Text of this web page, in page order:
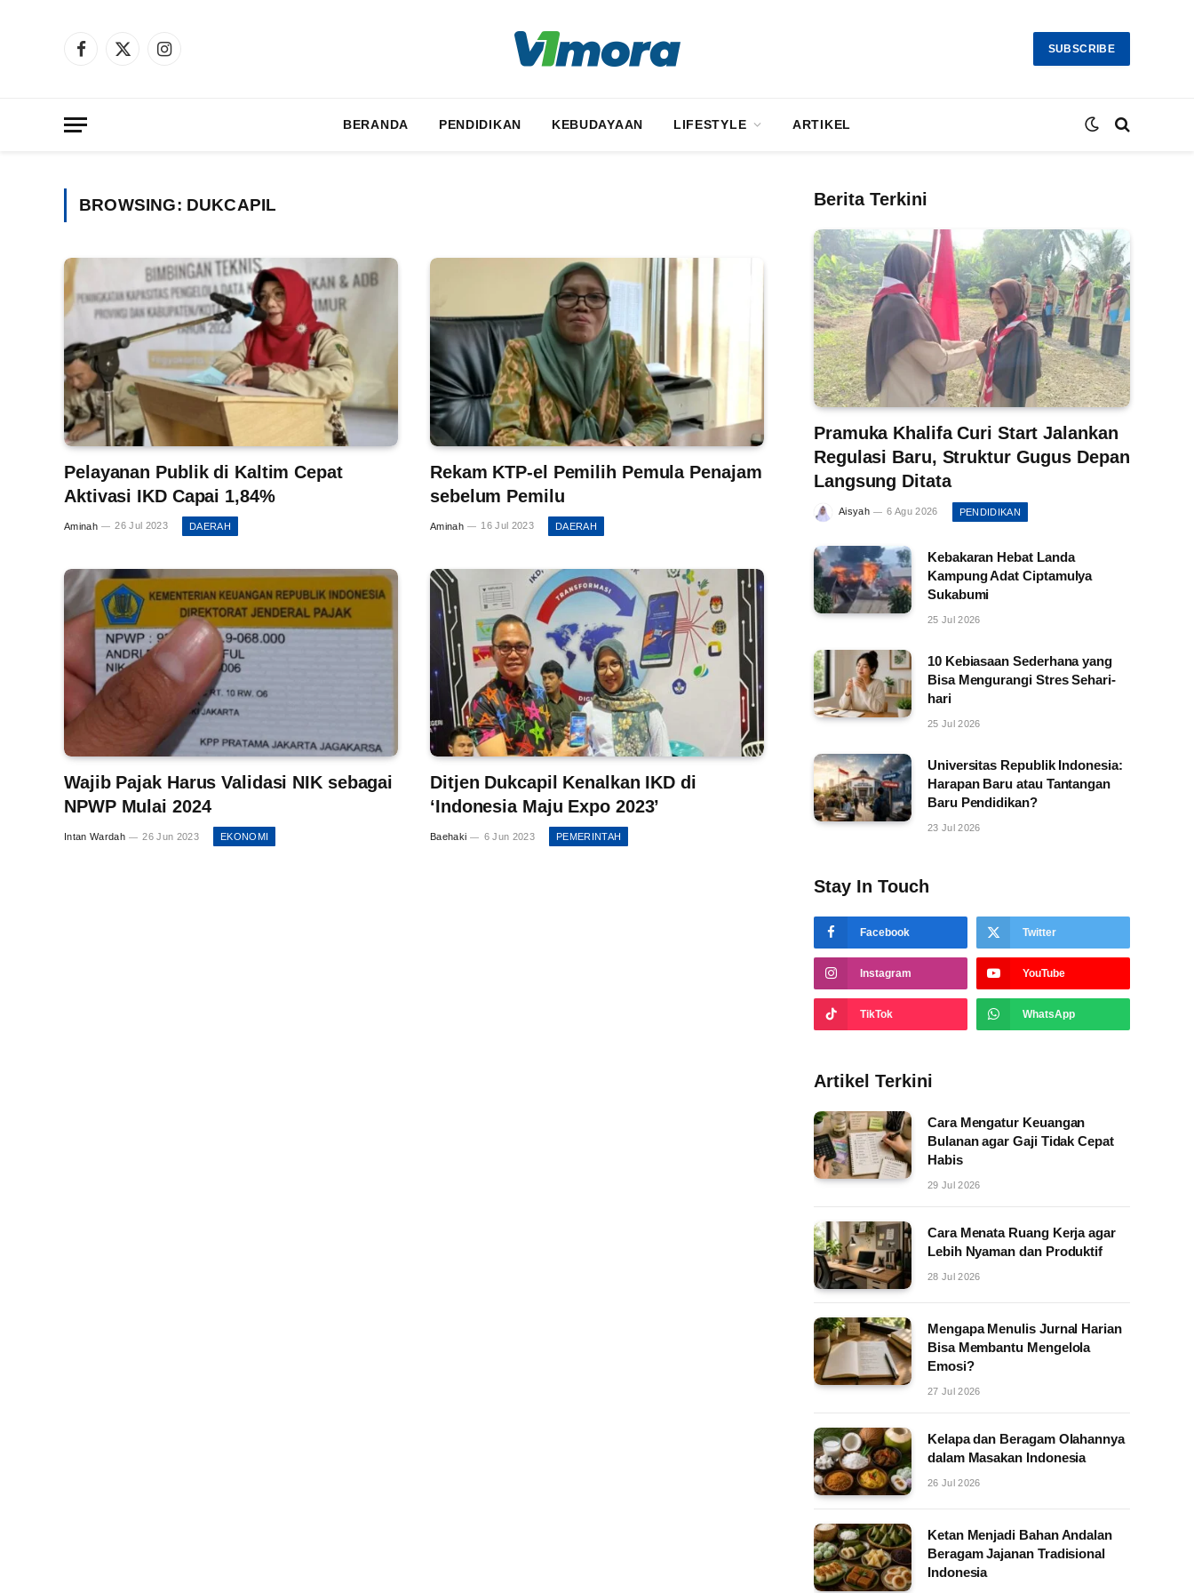
Facebook
X
Instagram
SUBSCRIBE
BERANDA PENDIDIKAN KEBUDAYAAN LIFESTYLE ARTIKEL
BROWSING: DUKCAPIL
Pelayanan Publik di Kaltim Cepat
Aktivasi IKD Capai 1,84%
Aminah 26 Jul 2023 DAERAH
Rekam KTP-el Pemilih Pemula Penajam
sebelum Pemilu
Aminah 16 Jul 2023 DAERAH
Wajib Pajak Harus Validasi NIK sebagai
NPWP Mulai 2024
Intan Wardah 26 Jun 2023 EKONOMI
Ditjen Dukcapil Kenalkan IKD di
‘Indonesia Maju Expo 2023’
Baehaki 6 Jun 2023 PEMERINTAH
Berita Terkini
Pramuka Khalifa Curi Start Jalankan
Regulasi Baru, Struktur Gugus Depan
Langsung Ditata
Aisyah 6 Agu 2026 PENDIDIKAN
Kebakaran Hebat Landa
Kampung Adat Ciptamulya
Sukabumi
25 Jul 2026
10 Kebiasaan Sederhana yang
Bisa Mengurangi Stres Sehari-
hari
25 Jul 2026
Universitas Republik Indonesia:
Harapan Baru atau Tantangan
Baru Pendidikan?
23 Jul 2026
Stay In Touch
Facebook Twitter
Instagram YouTube
TikTok WhatsApp
Artikel Terkini
Cara Mengatur Keuangan
Bulanan agar Gaji Tidak Cepat
Habis
29 Jul 2026
Cara Menata Ruang Kerja agar
Lebih Nyaman dan Produktif
28 Jul 2026
Mengapa Menulis Jurnal Harian
Bisa Membantu Mengelola
Emosi?
27 Jul 2026
Kelapa dan Beragam Olahannya
dalam Masakan Indonesia
26 Jul 2026
Ketan Menjadi Bahan Andalan
Beragam Jajanan Tradisional
Indonesia